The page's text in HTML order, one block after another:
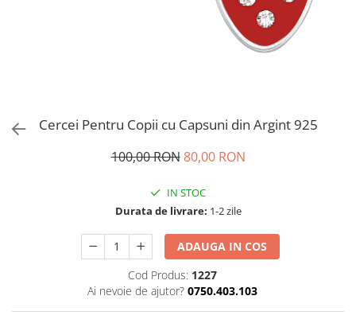
Coliere Transparente cu Initiale
Coliere Transparente cu Flori
Coliere Transparente cu Molecule
Coliere Transparente cu Pietre
Coliere Transparente Diverse
Lănțișoare cu Inimioare
Cercei Pentru Copii cu Capsuni din Argint 925
100,00 RON 80,00 RON
IN STOC
Durata de livrare: 1-2 zile
ADAUGA IN COS
Cod Produs: 1227
Ai nevoie de ajutor? 0750.403.103